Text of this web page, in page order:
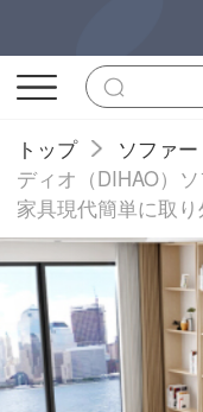
トップ
ソファー
ディオ（DIHAO）
家具現代簡単に取り